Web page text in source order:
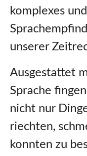
komplexes
unserer
Ausgestattet
Sprache
nicht nur
riechten,
konnten zu